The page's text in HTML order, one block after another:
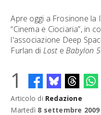
Apre oggi a Frosinone la
“Cinema e Ciociaria”, in
l'associazione Deep
Furlan di Loste Babylon 5.
1
Articolo di Redazione
Martedì 8 settembre 2009